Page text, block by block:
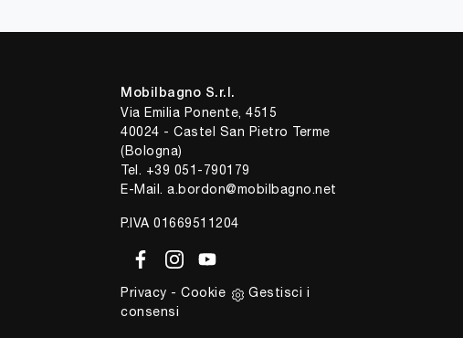
Mobilbagno S.r.l.
Via Emilia Ponente, 4515
40024 - Castel San Pietro Terme
(Bologna)
Tel. +39 051-790179
E-Mail. a.bordon@mobilbagno.net
P.IVA 01669511204
Privacy - Cookie
Gestisci i
consensi